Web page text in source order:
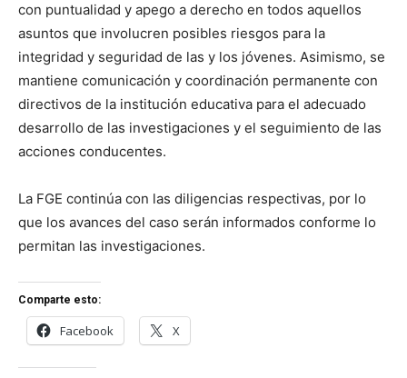
con puntualidad y apego a derecho en todos aquellos
asuntos que involucren posibles riesgos para la
integridad y seguridad de las y los jóvenes. Asimismo, se
mantiene comunicación y coordinación permanente con
directivos de la institución educativa para el adecuado
desarrollo de las investigaciones y el seguimiento de las
acciones conducentes.
La FGE continúa con las diligencias respectivas, por lo
que los avances del caso serán informados conforme lo
permitan las investigaciones.
Comparte esto:
Facebook X